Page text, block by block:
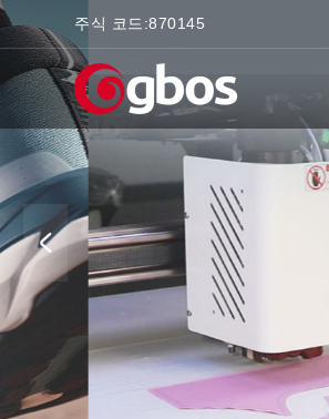
주식 코드:870145